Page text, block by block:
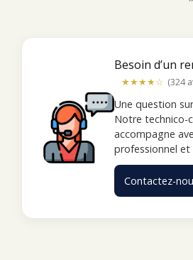
Besoin d’un
★★★★☆ (324
Une question
Notre technico-
accompagne
professionnel et
Contactez-